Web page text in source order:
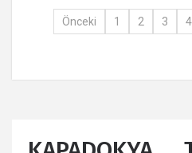
Önceki 1 2 3 4